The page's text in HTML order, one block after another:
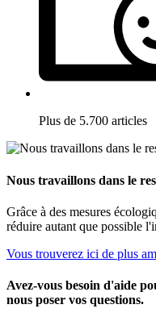
Plus de 5.700 articles
Nous travaillons dans le
Grâce à des mesures
réduire autant que possible
Vous trouverez ici de plus
Avez-vous besoin d'aide
nous poser vos questions.